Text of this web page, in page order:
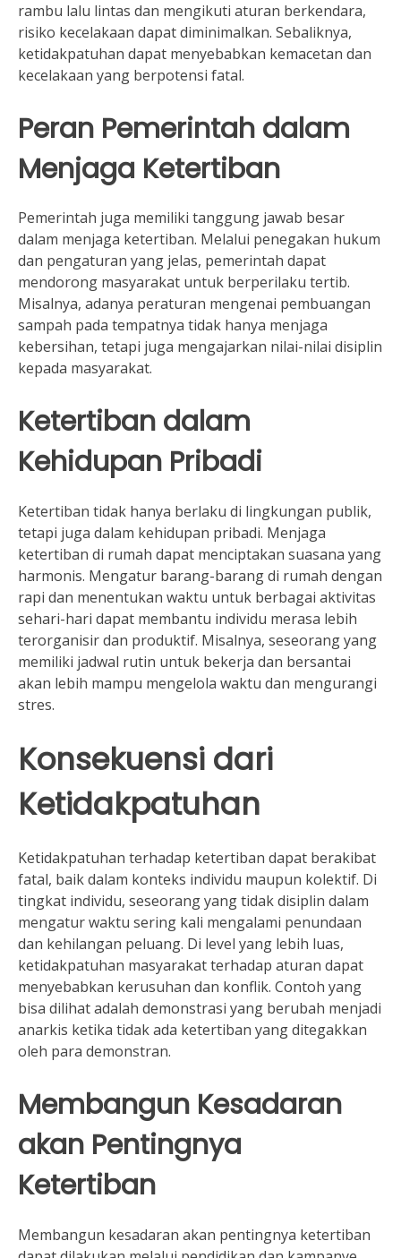
rambu lalu lintas dan mengikuti aturan berkendara,
risiko kecelakaan dapat diminimalkan. Sebaliknya,
ketidakpatuhan dapat menyebabkan kemacetan dan
kecelakaan yang berpotensi fatal.
Peran Pemerintah dalam
Menjaga Ketertiban
Pemerintah juga memiliki tanggung jawab besar
dalam menjaga ketertiban. Melalui penegakan hukum
dan pengaturan yang jelas, pemerintah dapat
mendorong masyarakat untuk berperilaku tertib.
Misalnya, adanya peraturan mengenai pembuangan
sampah pada tempatnya tidak hanya menjaga
kebersihan, tetapi juga mengajarkan nilai-nilai disiplin
kepada masyarakat.
Ketertiban dalam
Kehidupan Pribadi
Ketertiban tidak hanya berlaku di lingkungan publik,
tetapi juga dalam kehidupan pribadi. Menjaga
ketertiban di rumah dapat menciptakan suasana yang
harmonis. Mengatur barang-barang di rumah dengan
rapi dan menentukan waktu untuk berbagai aktivitas
sehari-hari dapat membantu individu merasa lebih
terorganisir dan produktif. Misalnya, seseorang yang
memiliki jadwal rutin untuk bekerja dan bersantai
akan lebih mampu mengelola waktu dan mengurangi
stres.
Konsekuensi dari
Ketidakpatuhan
Ketidakpatuhan terhadap ketertiban dapat berakibat
fatal, baik dalam konteks individu maupun kolektif. Di
tingkat individu, seseorang yang tidak disiplin dalam
mengatur waktu sering kali mengalami penundaan
dan kehilangan peluang. Di level yang lebih luas,
ketidakpatuhan masyarakat terhadap aturan dapat
menyebabkan kerusuhan dan konflik. Contoh yang
bisa dilihat adalah demonstrasi yang berubah menjadi
anarkis ketika tidak ada ketertiban yang ditegakkan
oleh para demonstran.
Membangun Kesadaran
akan Pentingnya
Ketertiban
Membangun kesadaran akan pentingnya ketertiban